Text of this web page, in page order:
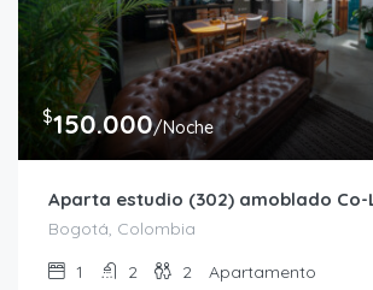
$150.000/Noche
Bogotá, Colombia
1
2 2 Apartamento